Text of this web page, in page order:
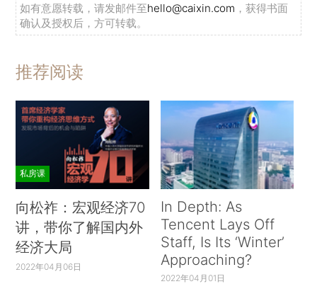
如有意愿转载，请发邮件至hello@caixin.com ，获得书面
确认及授权后，方可转载。
推荐阅读
私房课
向松祚：宏观经济70
讲，带你了解国内外
经济大局
2022年04月06日
In Depth: As
Tencent Lays Off
Staff, Is Its ‘Winter’
Approaching?
2022年04月01日